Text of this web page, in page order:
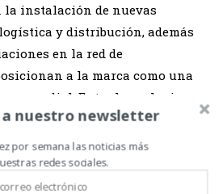
instalación de nuevas
y distribución, además
en la red de
a la marca como una
mundial. Entre las soluciones
están las cosechadoras de
de caña, café y
de todas las potencias,
y sembradoras.
nuestro newsletter
por semana las noticias más
redes sociales.